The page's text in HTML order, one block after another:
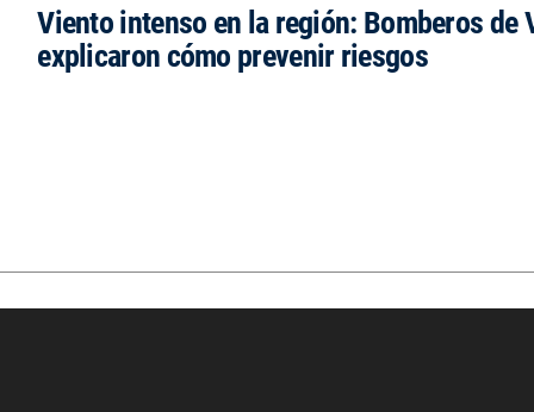
Viento intenso en la región: Bomberos de
explicaron cómo prevenir riesgos